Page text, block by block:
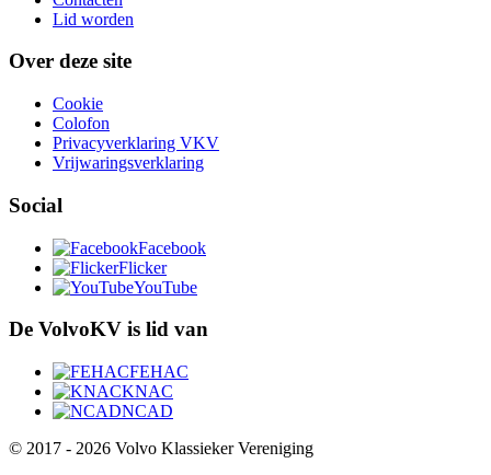
Lid worden
Over deze site
Cookie
Colofon
Privacyverklaring VKV
Vrijwaringsverklaring
Social
Facebook
Flicker
YouTube
De VolvoKV is lid van
FEHAC
KNAC
NCAD
© 2017 - 2026 Volvo Klassieker Vereniging